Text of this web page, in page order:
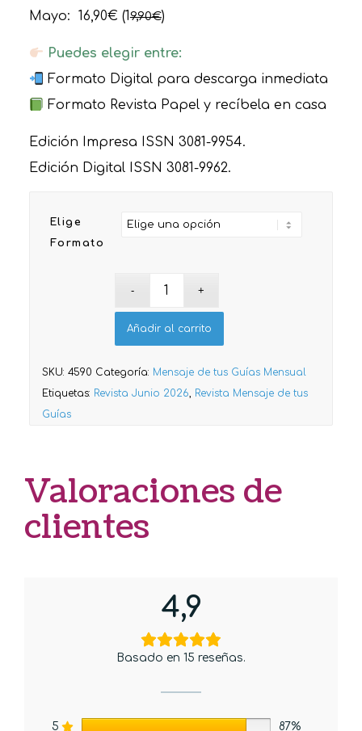
Mayo: 16,90€ (19,90€)
Puedes elegir entre:
Formato Digital para descarga inmediata
Formato Revista Papel y recíbela en casa
Edición Impresa ISSN 3081-9954.
Edición Digital ISSN 3081-9962.
Elige
Formato
Añadir al carrito
SKU: 4590 Categoría: Mensaje de tus Guías Mensual
Etiquetas: Revista Junio 2026, Revista Mensaje de tus
Guías
Valoraciones de
clientes
4,9
Basado en 15 reseñas.
5 87%